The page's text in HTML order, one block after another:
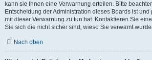
kann sie Ihnen eine Verwarnung erteilen. Bitte
Entscheidung der Administration dieses Boards ist
mit dieser Verwarnung zu tun hat. Kontaktieren Sie
Sie sich die nicht sicher sind, wieso Sie verwarnt
Nach oben